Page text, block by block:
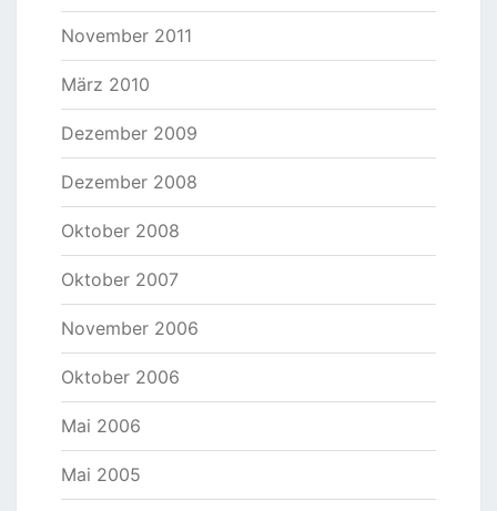
November 2011
März 2010
Dezember 2009
Dezember 2008
Oktober 2008
Oktober 2007
November 2006
Oktober 2006
Mai 2006
Mai 2005